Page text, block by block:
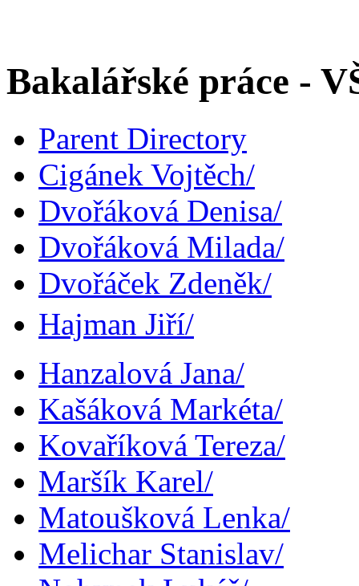
Bakalářské práce -
Parent Directory
Cigánek Vojtěch/
Dvořáková Denisa/
Dvořáková Milada/
Dvořáček Zdeněk/
Hajman Jiří/
Hanzalová Jana/
Kašáková Markéta/
Kovaříková Tereza/
Maršík Karel/
Matoušková Lenka/
Melichar Stanislav/